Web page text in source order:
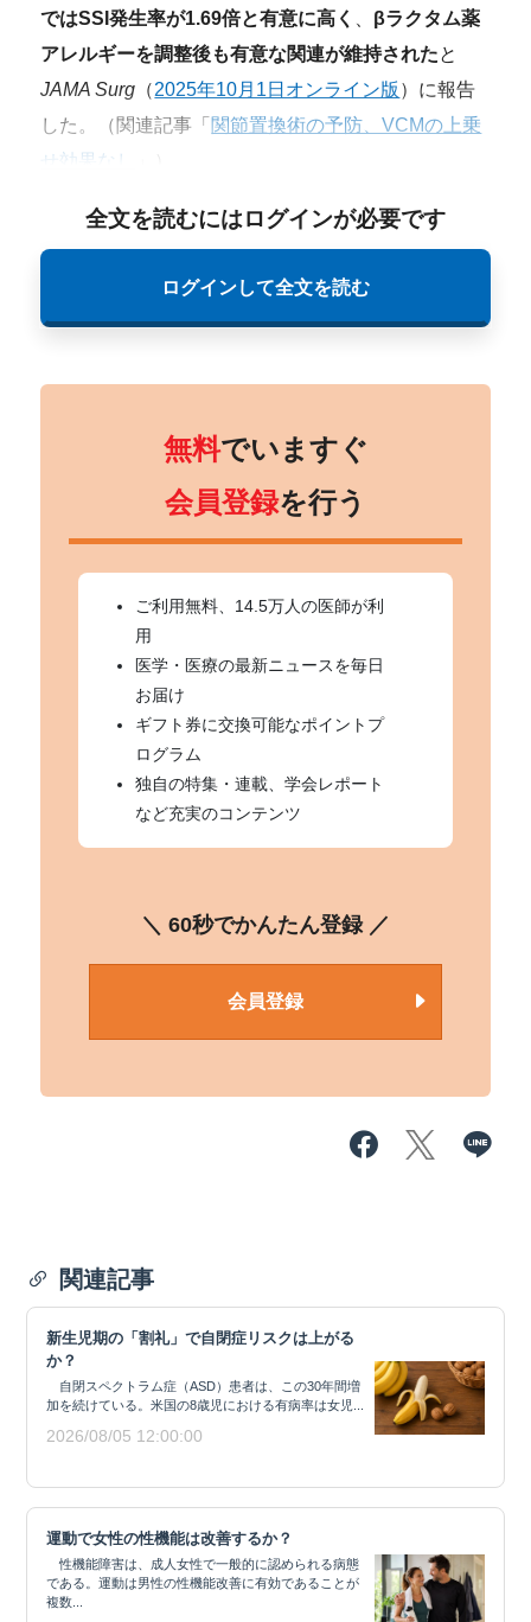
ではSSI発生率が1.69倍と有意に高く
βラクタム薬
アレルギーを調整後も有意な関連が維持されたと
JAMA Surg （2025年10月1日オンライン版 ）に報告
した。（関連記事「 関節置換術の予防、VCMの上乗
せ効果なし
全文を読むにはログインが必要です
ログインして全文を読む
無料でいますぐ
会員登録を行う
ご利用無料、14.5万人の医師が利
用
医学・医療の最新ニュースを毎日
お届け
ギフト券に交換可能なポイントプ
ログラム
独自の特集・連載、学会レポート
など充実のコンテンツ
＼ 60秒でかんたん登録 ／
会員登録
関連記事
新生児期の「割礼」で自閉症リスクは上がる
か？
自閉スペクトラム症（ASD）患者は、この30年間増
加を続けている。米国の8歳児における有病率は女児...
2026/08/05 12:00:00
運動で女性の性機能は改善するか？
性機能障害は、成人女性で一般的に認められる病態
である。運動は男性の性機能改善に有効であることが
複数...